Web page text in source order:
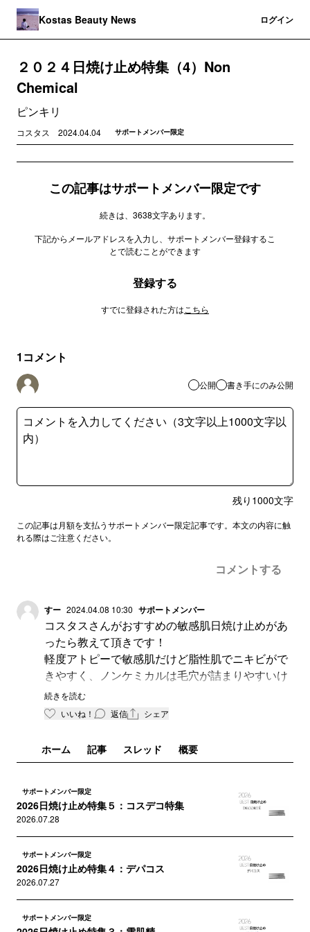
Kostas Beauty News ログイン
２０２４日焼け止め特集（4）Non
Chemical
ピンキリ
コスタス 2024.04.04 サポートメンバー限定
この記事はサポートメンバー限定です
続きは、3638文字あります。
下記からメールアドレスを入力し、サポートメンバー登録するこ
とで読むことができます
登録する
すでに登録された方は こちら
1 コメント
公開 書き手にのみ公開
残り 1000文字
この記事は月額を支払うサポートメンバー限定記事です。本文の内容に触
れる際はご注意ください。
コメントする
すー 2024.04.08 10:30 サポートメンバー
コスタスさんがおすすめの敏感肌日焼け止めがあ
ったら教えて頂きです！
軽度アトピーで敏感肌だけど脂性肌でニキビがで
きやすく、ノンケミカルは毛穴が詰まりやすいけ
ど紫外線吸収剤だと刺激感じるときがあってなか
なか難儀しています。
続きを読む
いいね！
返信 シェア
ホーム 記事 スレッド 概要
サポートメンバー限定
2026日焼け止め特集５：コスデコ特集
2026.07.28
サポートメンバー限定
2026日焼け止め特集４：デパコス
2026.07.27
サポートメンバー限定